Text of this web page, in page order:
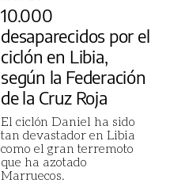
10.000
desaparecidos por el
ciclón en Libia,
según la Federación
de la Cruz Roja
El ciclón Daniel ha sido
tan devastador en Libia
como el gran terremoto
que ha azotado
Marruecos.